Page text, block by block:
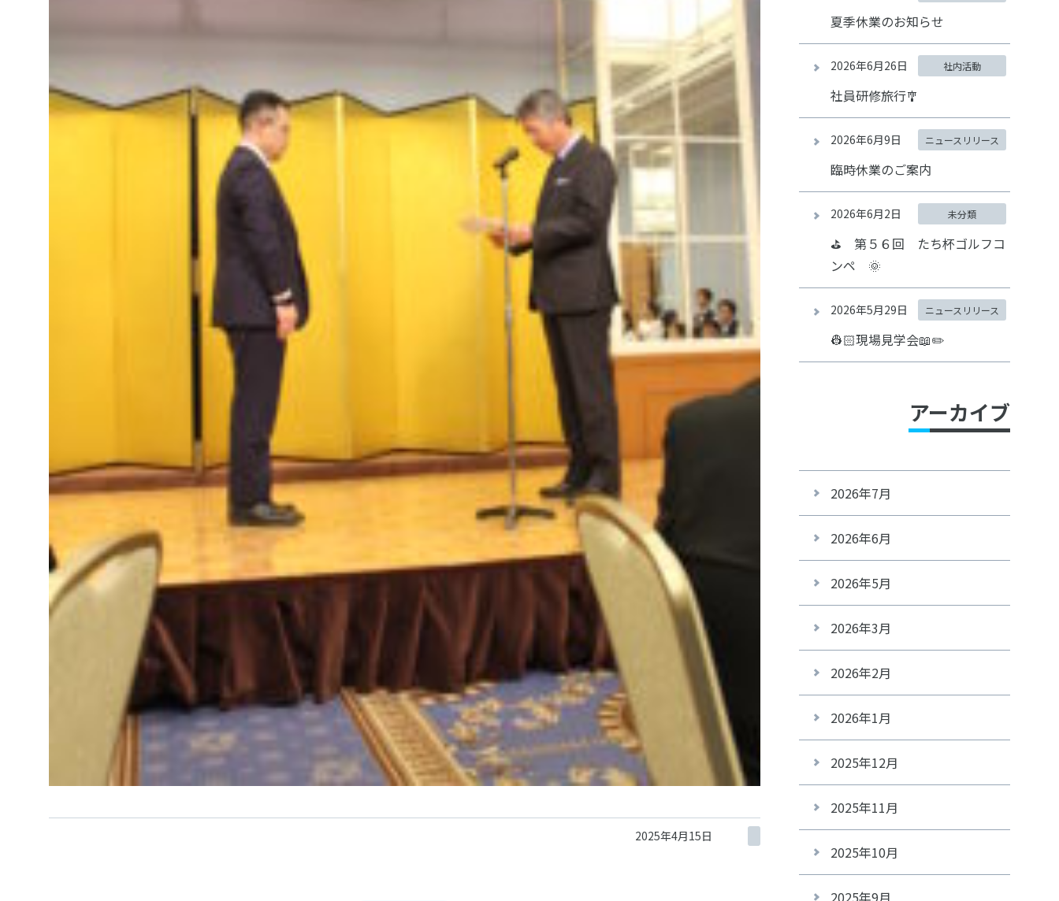
2025年4月15日
夏季休業のお知らせ
2026年6月26日 社内活動
社員研修旅行🎐
2026年6月9日 ニュースリリース
臨時休業のご案内
2026年6月2日 未分類
⛳ 第５６回 たち杯ゴルフコ
ンペ 🌞
2026年5月29日 ニュースリリース
👷🏻現場見学会📖✏️
アーカイブ
2026年7月
2026年6月
2026年5月
2026年3月
2026年2月
2026年1月
2025年12月
2025年11月
2025年10月
2025年9月